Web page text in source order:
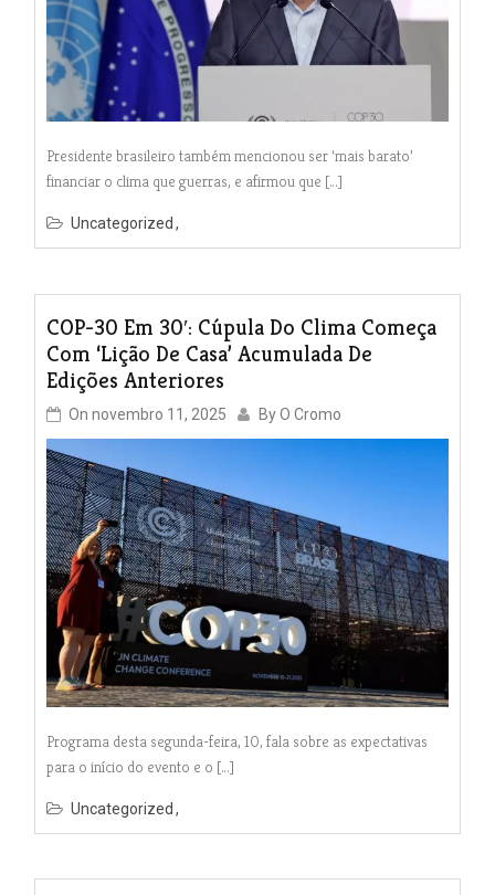
Presidente brasileiro também mencionou ser ‘mais barato’
financiar o clima que guerras, e afirmou que […]
Uncategorized
COP-30 Em 30′: Cúpula Do Clima Começa
Com ‘lição De Casa’ Acumulada De
Edições Anteriores
On novembro 11, 2025 ByO Cromo
Programa desta segunda-feira, 10, fala sobre as expectativas
para o início do evento e o […]
Uncategorized